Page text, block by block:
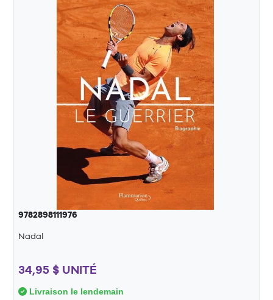
9782898111976
Nadal
34,95 $ UNITÉ
Livraison le lendemain